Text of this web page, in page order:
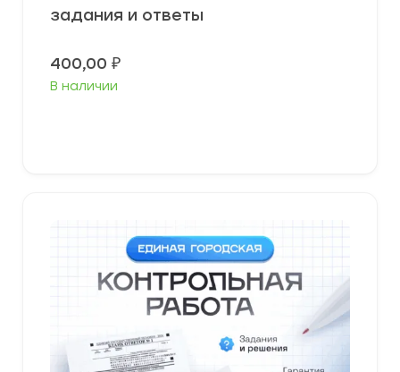
задания и ответы
400,00 ₽
В наличии